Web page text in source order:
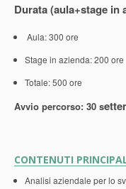
Durata (aula+stage in
Aula: 300 ore
Stage in azienda: 200 ore
Totale: 500 ore
Avvio percorso: 30 s
CONTENUTI
Analisi aziendale per lo